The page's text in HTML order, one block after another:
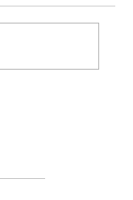
Rondônia